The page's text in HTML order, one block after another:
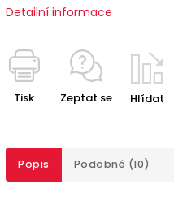
Detailní informace
Tisk Zeptat se Hlídat
Popis Podobné (10)